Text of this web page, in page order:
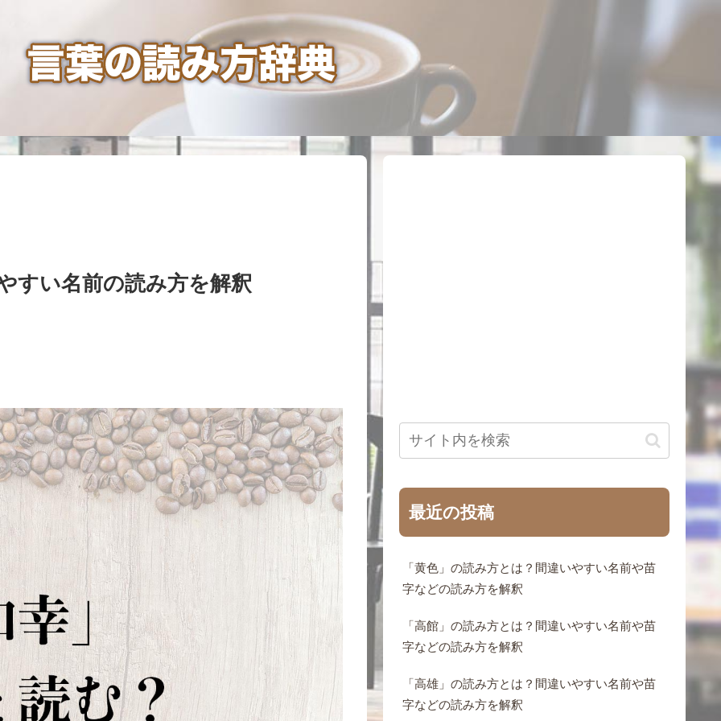
すい名前の読み方を解釈
最近の投稿
「黄色」の読み方とは？間違いやすい名前や苗
字などの読み方を解釈
「高館」の読み方とは？間違いやすい名前や苗
字などの読み方を解釈
「高雄」の読み方とは？間違いやすい名前や苗
字などの読み方を解釈